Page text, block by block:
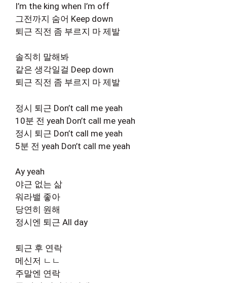
I’m the king when I’m off
그전까지 숨어 Keep down
퇴근 직전 좀 부르지 마 제발
솔직히 말해봐
같은 생각일걸 Deep down
퇴근 직전 좀 부르지 마 제발
정시 퇴근 Don’t call me yeah
10분 전 yeah Don’t call me yeah
정시 퇴근 Don’t call me yeah
5분 전 yeah Don’t call me yeah
Ay yeah
야근 없는 삶
워라밸 좋아
당연히 원해
정시엔 퇴근 All day
퇴근 후 연락
메신저 ㄴㄴ
주말엔 연락